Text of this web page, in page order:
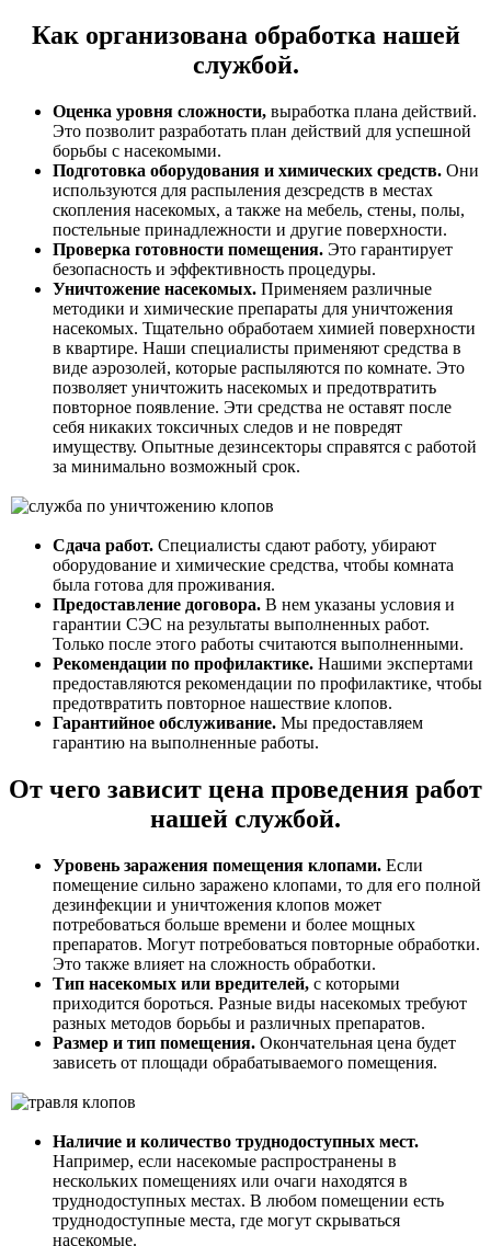
Как организована обработка нашей
службой.
Оценка уровня сложности, выработка плана действий.
Это позволит разработать план действий для успешной
борьбы с насекомыми.
Подготовка оборудования и химических средств. Они
используются для распыления дезсредств в местах
скопления насекомых, а также на мебель, стены, полы,
постельные принадлежности и другие поверхности.
Проверка готовности помещения. Это гарантирует
безопасность и эффективность процедуры.
Уничтожение насекомых. Применяем различные
методики и химические препараты для уничтожения
насекомых. Тщательно обработаем химией поверхности
в квартире. Наши специалисты применяют средства в
виде аэрозолей, которые распыляются по комнате. Это
позволяет уничтожить насекомых и предотвратить
повторное появление. Эти средства не оставят после
себя никаких токсичных следов и не повредят
имуществу. Опытные дезинсекторы справятся с работой
за минимально возможный срок.
Сдача работ. Специалисты сдают работу, убирают
оборудование и химические средства, чтобы комната
была готова для проживания.
Предоставление договора. В нем указаны условия и
гарантии СЭС на результаты выполненных работ.
Только после этого работы считаются выполненными.
Рекомендации по профилактике. Нашими экспертами
предоставляются рекомендации по профилактике, чтобы
предотвратить повторное нашествие клопов.
Гарантийное обслуживание. Мы предоставляем
гарантию на выполненные работы.
От чего зависит цена проведения работ
нашей службой.
Уровень заражения помещения клопами. Если
помещение сильно заражено клопами, то для его полной
дезинфекции и уничтожения клопов может
потребоваться больше времени и более мощных
препаратов. Могут потребоваться повторные обработки.
Это также влияет на сложность обработки.
Тип насекомых или вредителей, с которыми
приходится бороться. Разные виды насекомых требуют
разных методов борьбы и различных препаратов.
Размер и тип помещения. Окончательная цена будет
зависеть от площади обрабатываемого помещения.
Наличие и количество труднодоступных мест.
Например, если насекомые распространены в
нескольких помещениях или очаги находятся в
труднодоступных местах. В любом помещении есть
труднодоступные места, где могут скрываться
насекомые.